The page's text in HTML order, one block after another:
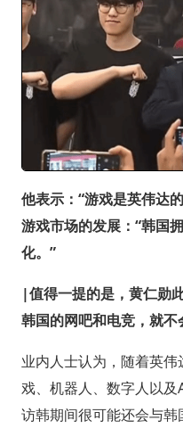
他表示：“游戏是英伟达
游戏市场的发展：“韩国
化。”
|值得一提的是，黄仁勋
韩国的网吧和电竞，就不
业内人士认为，随着英
戏、机器人、数字人以
访韩期间很可能还会与韩